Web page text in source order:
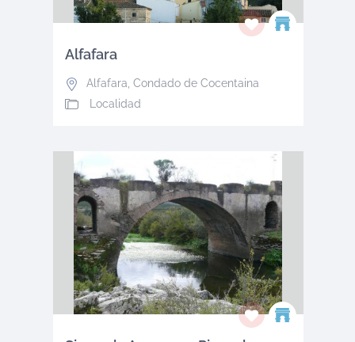
Alfafara
Alfafara, Condado de Cocentaina
Localidad